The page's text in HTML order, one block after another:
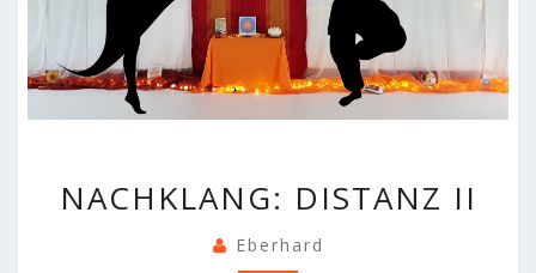
DISTANZ
NACHKLANG: DISTANZ II
Eberhard